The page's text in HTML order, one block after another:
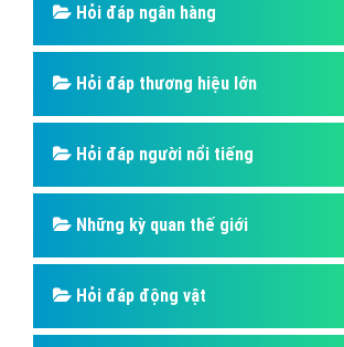
Hỏi đáp ngân hàng
Hỏi đáp thương hiệu lớn
Hỏi đáp người nổi tiếng
Những kỳ quan thế giới
Hỏi đáp động vật